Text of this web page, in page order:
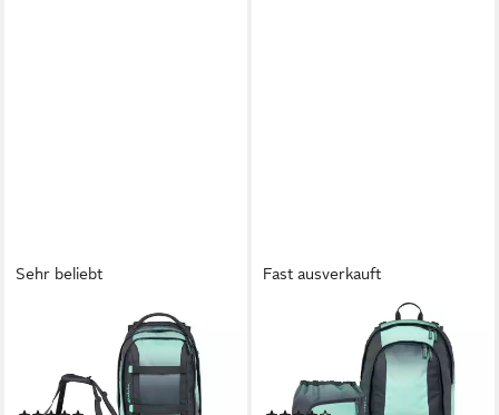
Sehr beliebt
Schulrucksack Pack (3tlg, inkl.
Schlamperbox und
Sporttasche)
Fast ausverkauft
Schulrucksack Air (3tlg., inkl.
Schlamperbox und
Sportbeutel)